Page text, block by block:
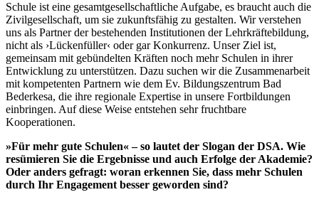
Schule ist eine gesamtgesellschaftliche Aufgabe, es braucht auch die
Zivilgesellschaft, um sie zukunftsfähig zu gestalten. Wir verstehen
uns als Partner der bestehenden Institutionen der Lehrkräftebildung,
nicht als ›Lückenfüller‹ oder gar Konkurrenz. Unser Ziel ist,
gemeinsam mit gebündelten Kräften noch mehr Schulen in ihrer
Entwicklung zu unterstützen. Dazu suchen wir die Zusammenarbeit
mit kompetenten Partnern wie dem Ev. Bildungszentrum Bad
Bederkesa, die ihre regionale Expertise in unsere Fortbildungen
einbringen. Auf diese Weise entstehen sehr fruchtbare
Kooperationen.
»Für mehr gute Schulen« – so lautet der Slogan der DSA. Wie
resümieren Sie die Ergebnisse und auch Erfolge der Akademie?
Oder anders gefragt: woran erkennen Sie, dass mehr Schulen
durch Ihr Engagement besser geworden sind?